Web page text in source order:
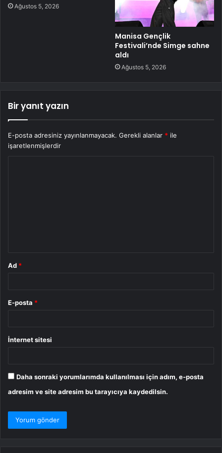
Ağustos 5, 2026
Manisa Gençlik
Festivali’nde Simge sahne
aldı
Ağustos 5, 2026
Bir yanıt yazın
E-posta adresiniz yayınlanmayacak. Gerekli alanlar * ile
işaretlenmişlerdir
Ad *
E-posta *
İnternet sitesi
Daha sonraki yorumlarımda kullanılması için adım, e-posta
adresim ve site adresim bu tarayıcıya kaydedilsin.